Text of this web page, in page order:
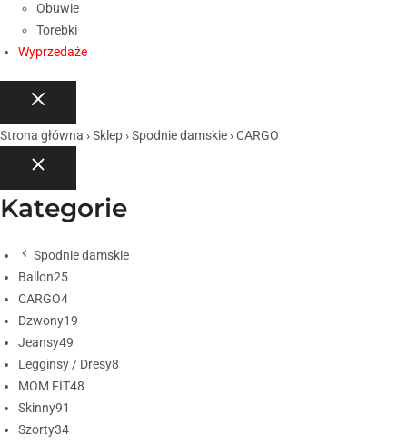
Obuwie
Torebki
Wyprzedaże
Strona główna ›Sklep ›Spodnie damskie ›CARGO
Kategorie
Spodnie damskie
Ballon25
CARGO4
Dzwony19
Jeansy49
Legginsy / Dresy8
MOM FIT48
Skinny91
Szorty34